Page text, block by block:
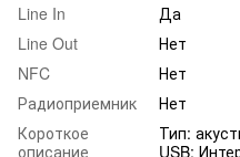
Line In
Да
Line Out
Нет
NFC
Нет
Радиоприемник
Нет
Короткое
описание
Тип:
USB;